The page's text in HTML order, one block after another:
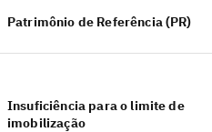
Patrimônio de Referência (PR)
Insuficiência para o limite de
imobilização